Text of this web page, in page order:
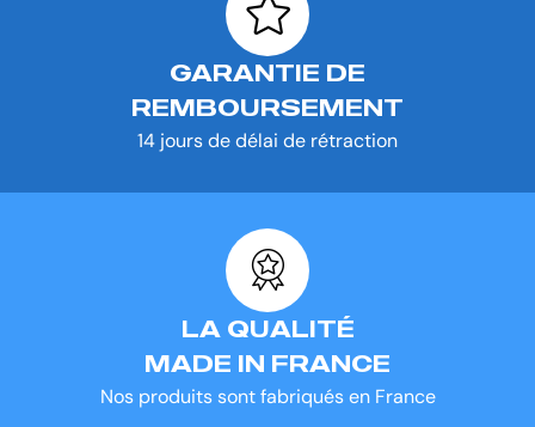
GARANTIE DE
REMBOURSEMENT
14 jours de délai de rétraction
LA QUALITÉ
MADE IN FRANCE
Nos produits sont fabriqués en France